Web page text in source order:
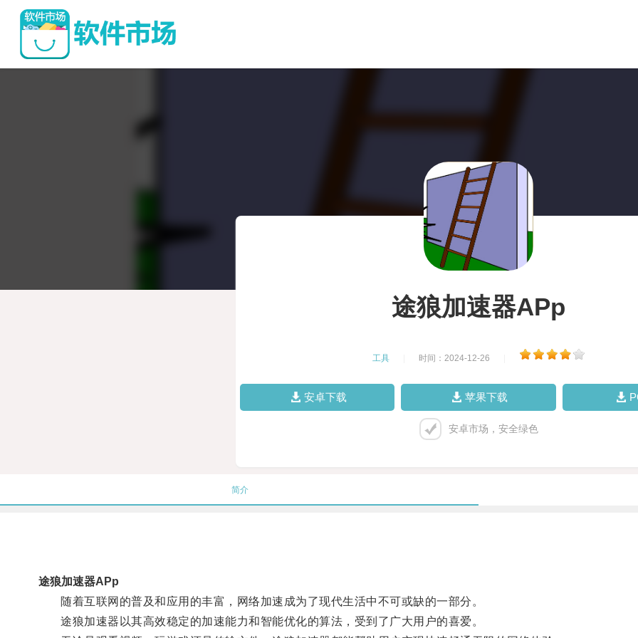
途狼加速器APp
工具 时间：2024-12-26
安卓下载 苹果下载
安卓市场，安全绿色
简介
途狼加速器APp
随着互联网的普及和应用的丰富，网络加速成为了现代生活中不可或缺的一部分。
途狼加速器以其高效稳定的加速能力和智能优化的算法，受到了广大用户的喜爱。